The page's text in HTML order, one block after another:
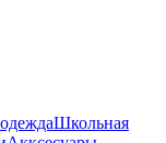
Школьная